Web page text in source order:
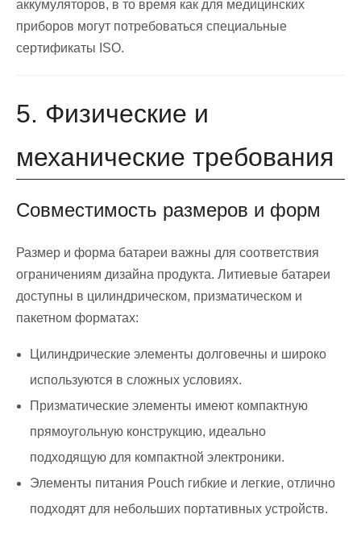
аккумуляторов, в то время как для медицинских
приборов могут потребоваться специальные
сертификаты ISO.
5. Физические и
механические требования
Совместимость размеров и форм
Размер и форма батареи важны для соответствия
ограничениям дизайна продукта. Литиевые батареи
доступны в цилиндрическом, призматическом и
пакетном форматах:
Цилиндрические элементы долговечны и широко
используются в сложных условиях.
Призматические элементы имеют компактную
прямоугольную конструкцию, идеально
подходящую для компактной электроники.
Элементы питания Pouch гибкие и легкие, отлично
подходят для небольших портативных устройств.